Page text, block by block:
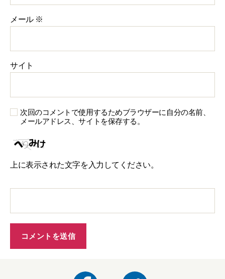
メール ※
サイト
次回のコメントで使用するためブラウザーに自分の名前、
メールアドレス、サイトを保存する。
上に表示された文字を入力してください。